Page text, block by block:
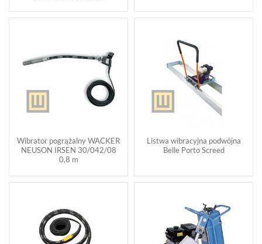
Wibrator pogrążalny WACKER
NEUSON IRSEN 30/042/08
0,8 m
Listwa wibracyjna podwójna
Belle Porto Screed